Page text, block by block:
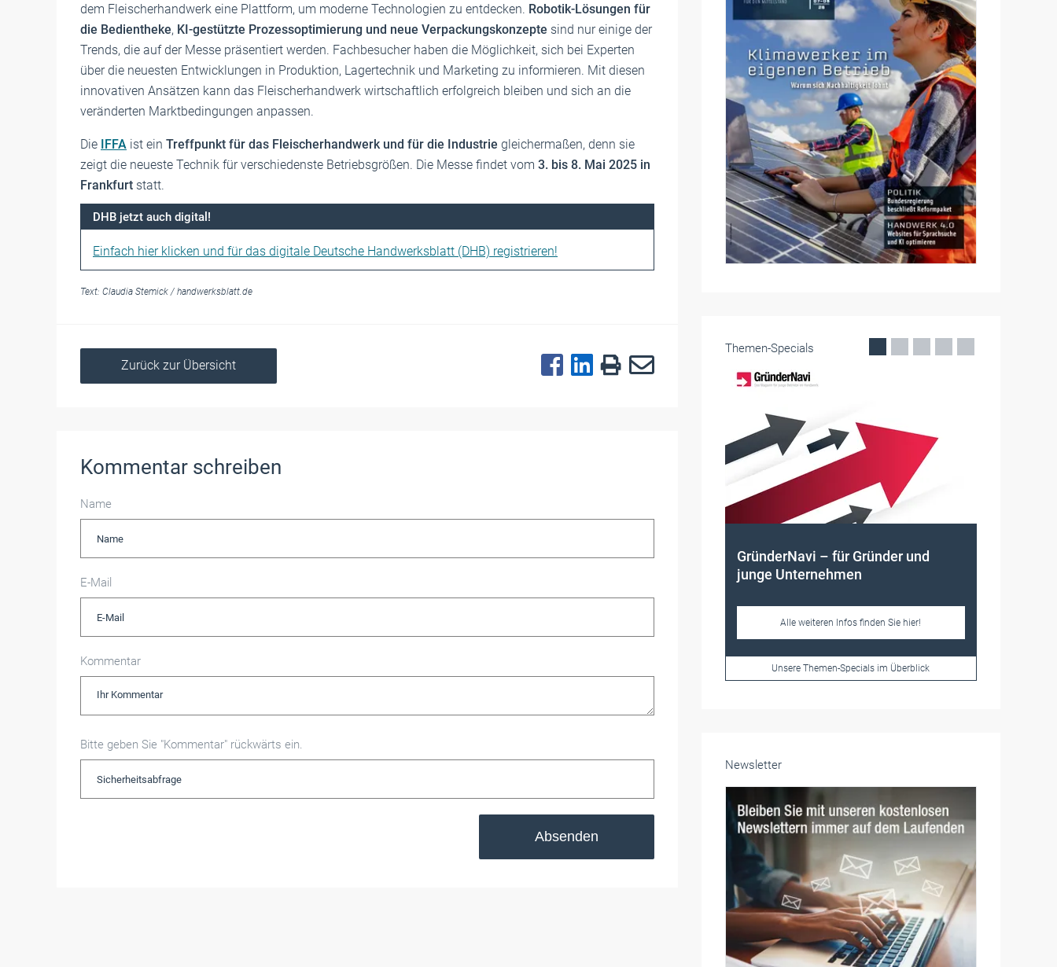
dem Fleischerhandwerk eine Plattform, um moderne Technologien zu entdecken. Robotik-Lösungen für
die Bedientheke, KI-gestützte Prozessoptimierung und neue Verpackungskonzepte sind nur einige der
Trends, die auf der Messe präsentiert werden. Fachbesucher haben die Möglichkeit, sich bei Experten
über die neuesten Entwicklungen in Produktion, Lagertechnik und Marketing zu informieren. Mit diesen
innovativen Ansätzen kann das Fleischerhandwerk wirtschaftlich erfolgreich bleiben und sich an die
veränderten Marktbedingungen anpassen.
Die IFFA ist ein Treffpunkt für das Fleischerhandwerk und für die Industrie gleichermaßen, denn sie
zeigt die neueste Technik für verschiedenste Betriebsgrößen. Die Messe findet vom 3. bis 8. Mai 2025 in
Frankfurt statt.
DHB jetzt auch digital!
Einfach hier klicken und für das digitale Deutsche Handwerksblatt (DHB) registrieren!
Text: Claudia Stemick / handwerksblatt.de
Zurück zur Übersicht
Kommentar schreiben
Name
E-Mail
Kommentar
Bitte geben Sie "Kommentar" rückwärts ein.
Absenden
Themen-Specials
Frauen im Handwerk
Unsere Themen-Specials im Überblick
Newsletter